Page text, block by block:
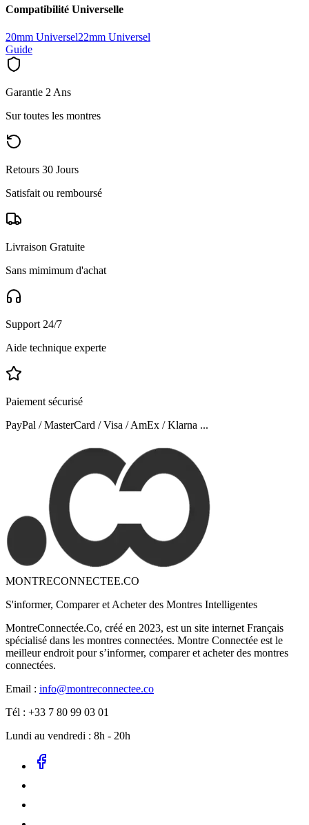
Compatibilité Universelle
20mm Universel22mm Universel
Guide
Garantie 2 Ans
Sur toutes les montres
Retours 30 Jours
Satisfait ou remboursé
Livraison Gratuite
Sans mimimum d'achat
Support 24/7
Aide technique experte
Paiement sécurisé
PayPal / MasterCard / Visa / AmEx / Klarna ...
MONTRECONNECTEE.CO
S'informer, Comparer et Acheter des Montres Intelligentes
MontreConnectée.Co, créé en 2023, est un site internet Français
spécialisé dans les montres connectées. Montre Connectée est le
meilleur endroit pour s’informer, comparer et acheter des montres
connectées.
Email : info@montreconnectee.co
Tél : +33 7 80 99 03 01
Lundi au vendredi : 8h - 20h